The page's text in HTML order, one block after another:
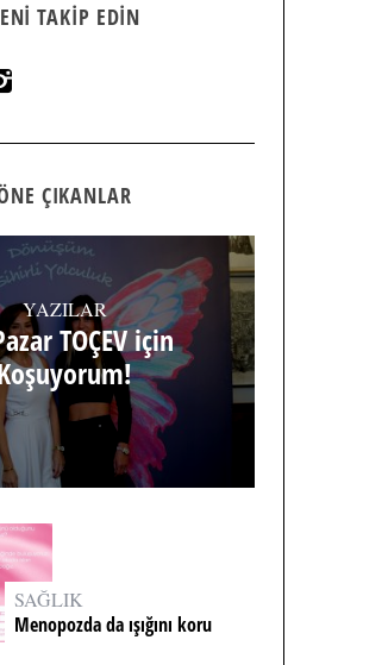
TAKIP EDIN
ÇIKANLAR
YAZILAR
TOÇEV için
SAĞLIK
Menopozda da ışığını koru